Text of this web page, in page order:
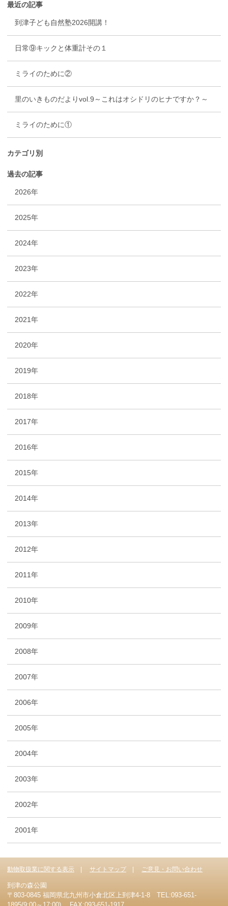
最近の記事
到津子ども自然塾2026開講！
日常⑨キックと体重計その１
ミライのために②
里のいきものだよりvol.9～これはオシドリのヒナですか？～
ミライのために①
カテゴリ別
過去の記事
2026年
2025年
2024年
2023年
2022年
2021年
2020年
2019年
2018年
2017年
2016年
2015年
2014年
2013年
2012年
2011年
2010年
2009年
2008年
2007年
2006年
2005年
2004年
2003年
2002年
2001年
動物取扱業に関する表示 サイトマップ ご意見・お問い合わせ
到津の森公園
〒803-0845 福岡県北九州市小倉北区上到津4-1-8 TEL:093-651-